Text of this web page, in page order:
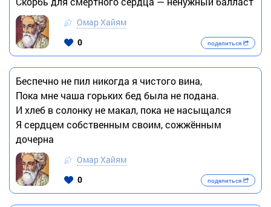
Омар Хайям
0
поделиться
Беспечно не пил никогда я чистого вина,
Пока мне чаша горьких бед была не подана.
И хлеб в солонку не макал, пока не насыщался
Я сердцем собственным своим, сожжённым
дочерна
Омар Хайям
0
поделиться